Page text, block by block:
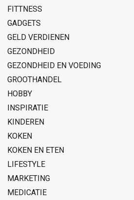
FITTNESS
GADGETS
GELD VERDIENEN
GEZONDHEID
GEZONDHEID EN VOEDING
GROOTHANDEL
HOBBY
INSPIRATIE
KINDEREN
KOKEN
KOKEN EN ETEN
LIFESTYLE
MARKETING
MEDICATIE